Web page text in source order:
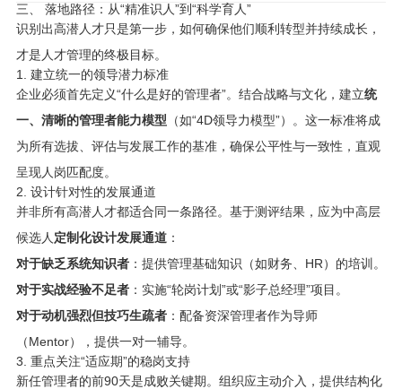
三、 落地路径：从“精准识人”到“科学育人”
识别出高潜人才只是第一步，如何确保他们顺利转型并持续成长，
才是人才管理的终极目标。
1. 建立统一的领导潜力标准
企业必须首先定义“什么是好的管理者”。结合战略与文化，建立统
一、清晰的管理者能力模型 （如“4D领导力模型”）。这一标准将成
为所有选拔、评估与发展工作的基准，确保公平性与一致性，直观
呈现人岗匹配度。
2. 设计针对性的发展通道
并非所有高潜人才都适合同一条路径。基于测评结果，应为中高层
候选人 定制化设计发展通道：
对于缺乏系统知识者：提供管理基础知识（如财务、HR）的培训。
对于实战经验不足者：实施“轮岗计划”或“影子总经理”项目。
对于动机强烈但技巧生疏者：配备资深管理者作为导师
（Mentor），提供一对一辅导。
3. 重点关注“适应期”的稳岗支持
新任管理者的前90天是成败关键期。组织应主动介入，提供结构化